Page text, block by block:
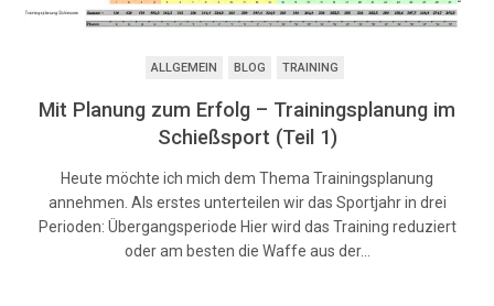
ALLGEMEIN BLOG TRAINING
Mit Planung zum Erfolg – Trainingsplanung im
Schießsport (Teil 1)
Heute möchte ich mich dem Thema Trainingsplanung
annehmen. Als erstes unterteilen wir das Sportjahr in drei
Perioden: Übergangsperiode Hier wird das Training reduziert
oder am besten die Waffe aus der…